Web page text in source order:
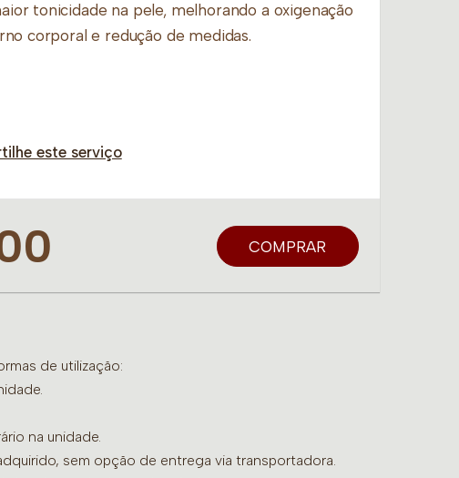
tonicidade na pele, melhorando a oxigenação
corporal e redução de medidas.
este serviço
COMPRAR
de utilização:
na unidade.
sem opção de entrega via transportadora.